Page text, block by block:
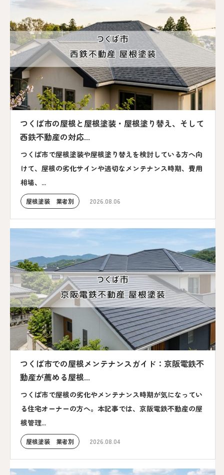
つくば市の屋根と屋根塗装・屋根塗り替え、そして
西鉄不動産の対応...
つくば市で屋根塗装や屋根塗り替えを検討している方へ向
けて、屋根の劣化サインや適切なメンテナンス時期、費用
相場、...
屋根塗装 業者別 2026.08.06
つくば市での屋根メンテナンスガイド：京阪電鉄不
動産が薦める屋根...
つくば市で屋根の劣化やメンテナンス時期が気になってい
る住宅オーナーの方へ。本記事では、京阪電鉄不動産の屋
根管理...
屋根塗装 業者別 2026.08.04